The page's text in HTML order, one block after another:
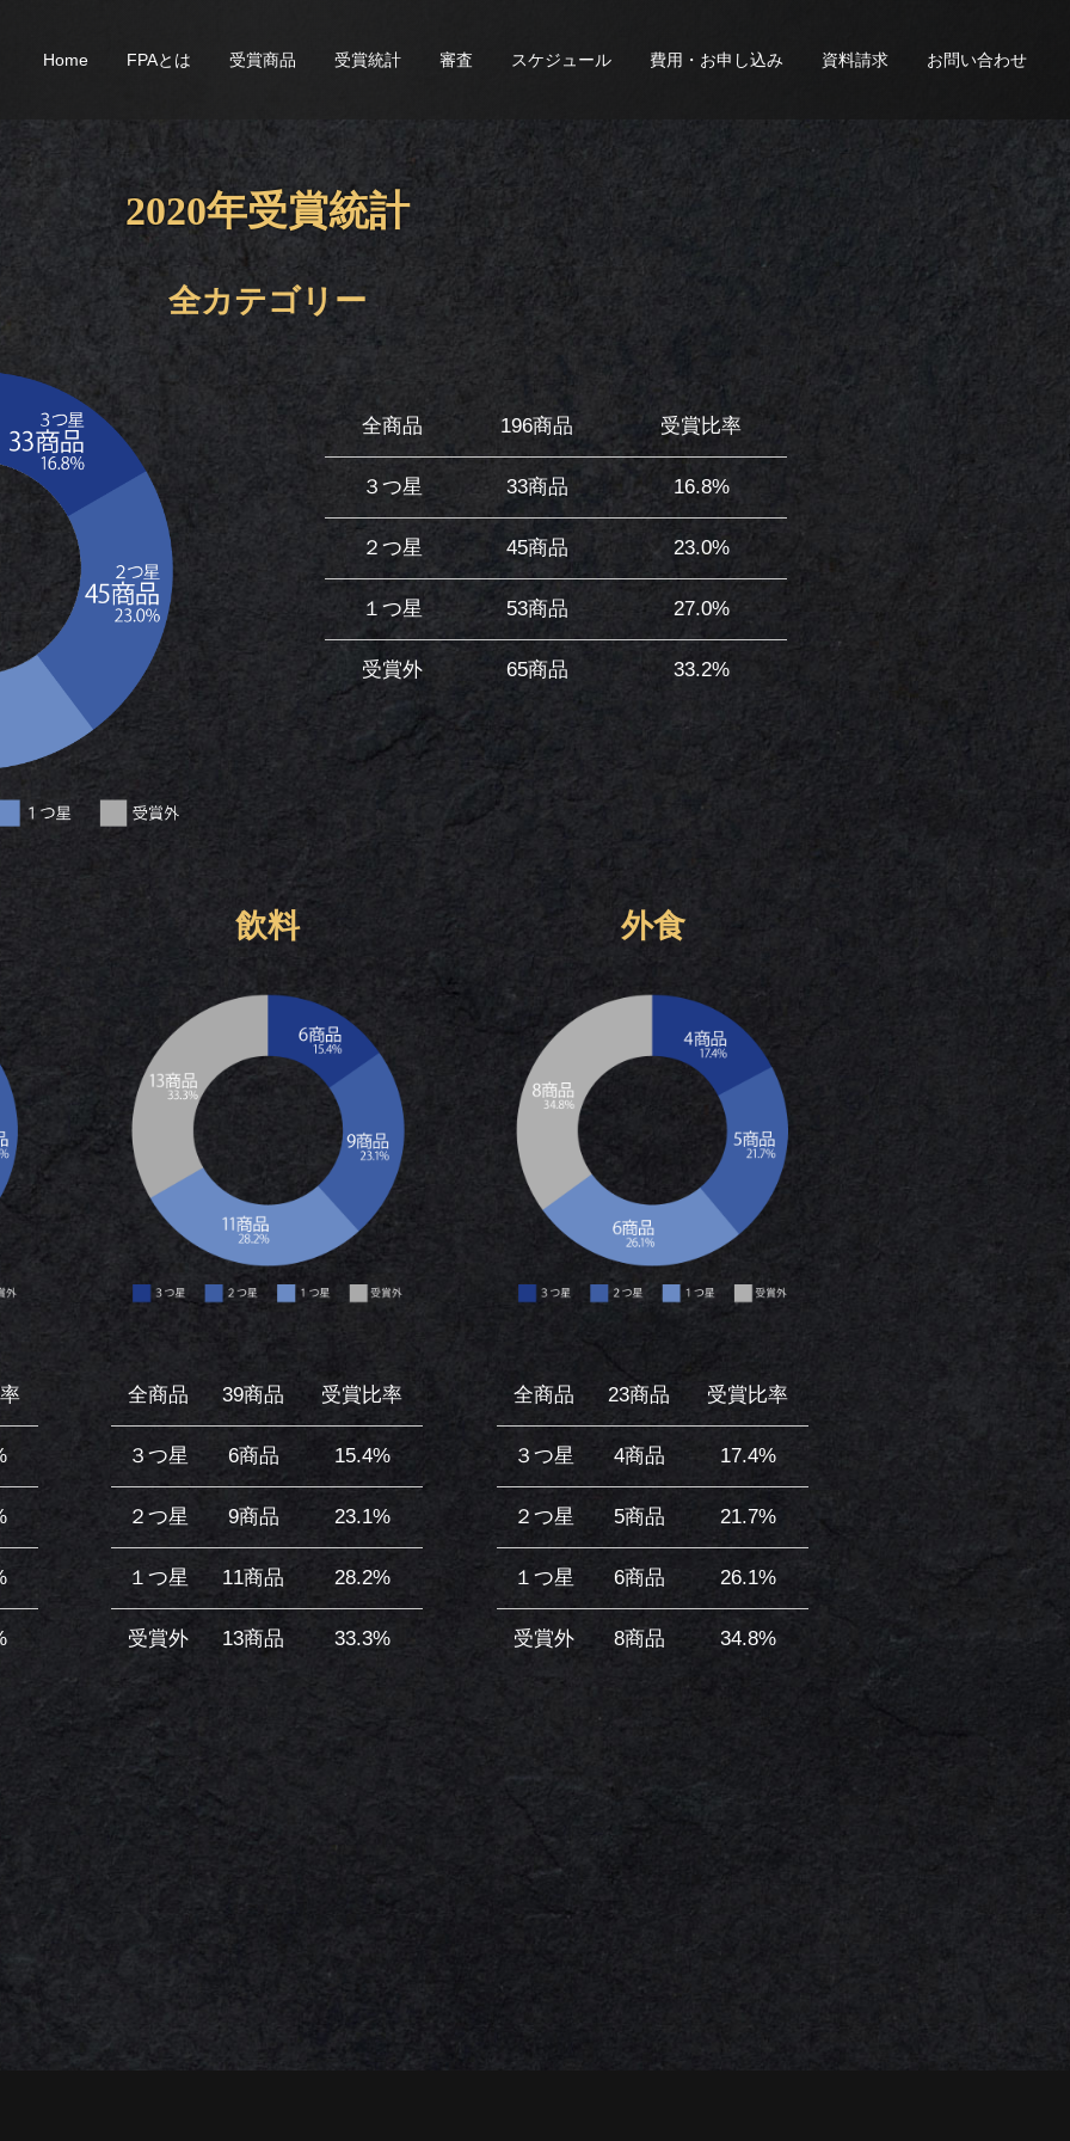
Home FPAとは 受賞商品 受賞統計 審査 スケジュール 費用・お申し込み 資料請求 お問い合わせ
2020年受賞統計
全カテゴリー
全商品 196商品 受賞比率
３つ星 33商品 16.8%
２つ星 45商品 23.0%
１つ星 53商品 27.0%
受賞外 65商品 33.2%
飲料
全商品 39商品 受賞比率
３つ星 6商品 15.4%
２つ星 9商品 23.1%
１つ星 11商品 28.2%
受賞外 13商品 33.3%
外食
全商品 23商品 受賞比率
３つ星 4商品 17.4%
２つ星 5商品 21.7%
１つ星 6商品 26.1%
受賞外 8商品 34.8%